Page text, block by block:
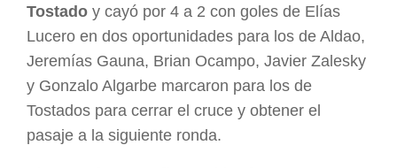
Tostado y cayó por 4 a 2 con goles de Elías
Lucero en dos oportunidades para los de Aldao,
Jeremías Gauna, Brian Ocampo, Javier Zalesky
y Gonzalo Algarbe marcaron para los de
Tostados para cerrar el cruce y obtener el
pasaje a la siguiente ronda.